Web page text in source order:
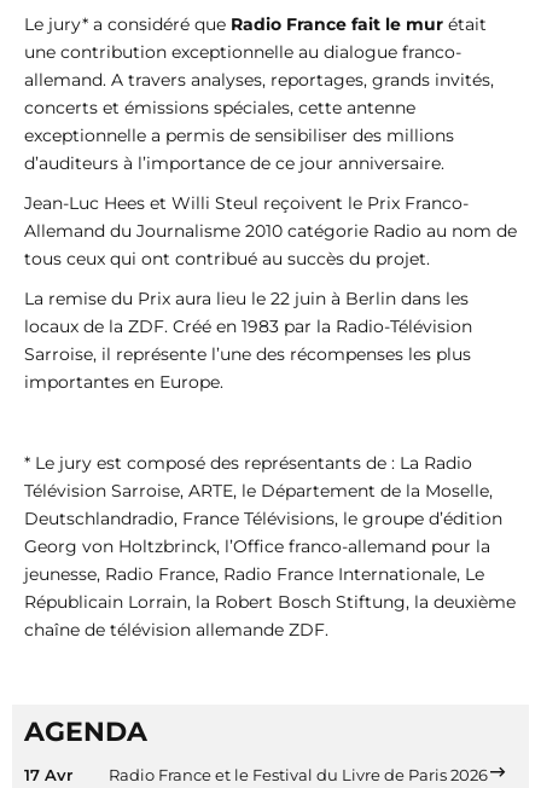
Le jury* a considéré que Radio France fait le mur était
une contribution exceptionnelle au dialogue franco-
allemand. A travers analyses, reportages, grands invités,
concerts et émissions spéciales, cette antenne
exceptionnelle a permis de sensibiliser des millions
d’auditeurs à l’importance de ce jour anniversaire.
Jean-Luc Hees et Willi Steul reçoivent le Prix Franco-
Allemand du Journalisme 2010 catégorie Radio au nom de
tous ceux qui ont contribué au succès du projet.
La remise du Prix aura lieu le 22 juin à Berlin dans les
locaux de la ZDF. Créé en 1983 par la Radio-Télévision
Sarroise, il représente l’une des récompenses les plus
importantes en Europe.
* Le jury est composé des représentants de : La Radio
Télévision Sarroise, ARTE, le Département de la Moselle,
Deutschlandradio, France Télévisions, le groupe d’édition
Georg von Holtzbrinck, l’Office franco-allemand pour la
jeunesse, Radio France, Radio France Internationale, Le
Républicain Lorrain, la Robert Bosch Stiftung, la deuxième
chaîne de télévision allemande ZDF.
AGENDA
17 Avr Radio France et le Festival du Livre de Paris 2026